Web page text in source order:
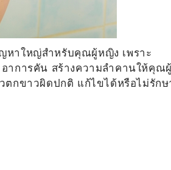
หาใหญ่สำหรับคุณผู้หญิง เพราะ
าการคัน สร้างความลำคานให้คุณผู้
กขาวผิดปกติ แก้ไขได้หรือไม่รักษ